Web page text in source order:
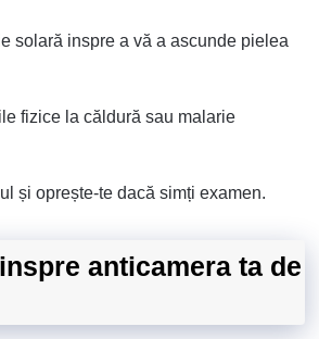
solară inspre a vă a ascunde pielea
fizice la căldură sau malarie
și oprește-te dacă simți examen.
anticamera ta de